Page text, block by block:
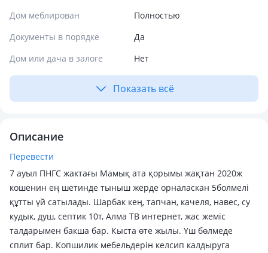
Дом меблирован
Полностью
Документы в порядке
Да
Дом или дача в залоге
Нет
Показать всё
Описание
Перевести
7 ауыл ПНГС жактағы Мамық ата қорымы жақтан 2020ж
кошенин ең шетинде тыныш жерде орналаскан 5болмелі
құтты үй сатылады. Шарбак кең, тапчан, качеля, навес, су
кудык, душ, септик 10т, Алма ТВ интернет, жас жеміс
талдарымен бакша бар. Кыста өте жылы. Үш бөлмеде
сплит бар. Копшилик мебельдерін келсип калдыруга